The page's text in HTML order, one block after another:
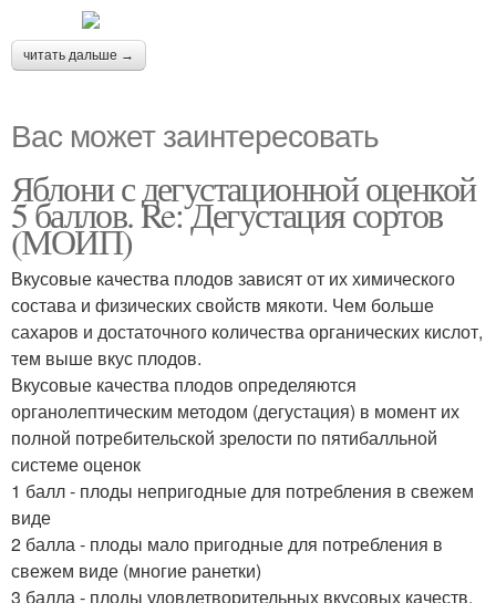
читать дальше →
Вас может заинтересовать
Яблони с дегустационной оценкой
5 баллов. Re: Дегустация сортов
(МОИП)
Вкусовые качества плодов зависят от их химического
состава и физических свойств мякоти. Чем больше
сахаров и достаточного количества органических кислот,
тем выше вкус плодов.
Вкусовые качества плодов определяются
органолептическим методом (дегустация) в момент их
полной потребительской зрелости по пятибалльной
системе оценок
1 балл - плоды непригодные для потребления в свежем
виде
2 балла - плоды мало пригодные для потребления в
свежем виде (многие ранетки)
3 балла - плоды удовлетворительных вкусовых качеств,